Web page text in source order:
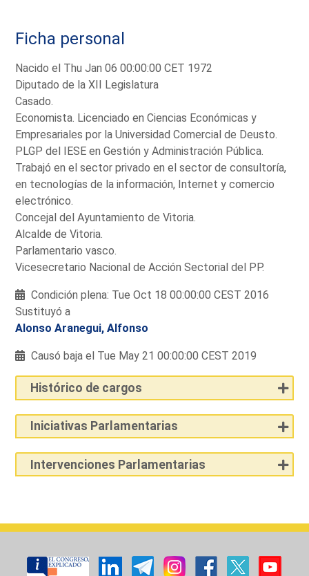
Ficha personal
Nacido el Thu Jan 06 00:00:00 CET 1972
Diputado de la XII Legislatura
Casado.
Economista. Licenciado en Ciencias Económicas y
Empresariales por la Universidad Comercial de Deusto.
PLGP del IESE en Gestión y Administración Pública.
Trabajó en el sector privado en el sector de consultoría,
en tecnologías de la información, Internet y comercio
electrónico.
Concejal del Ayuntamiento de Vitoria.
Alcalde de Vitoria.
Parlamentario vasco.
Vicesecretario Nacional de Acción Sectorial del PP.
Condición plena: Tue Oct 18 00:00:00 CEST 2016
Sustituyó a
Alonso Aranegui, Alfonso
Causó baja el Tue May 21 00:00:00 CEST 2019
Histórico de cargos
Iniciativas Parlamentarias
Intervenciones Parlamentarias